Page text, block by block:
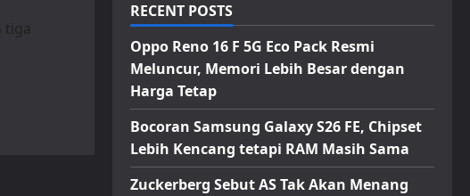
tiga
RECENT POSTS
Oppo Reno 16 F 5G Eco Pack Resmi
Meluncur, Memori Lebih Besar dengan
Harga Tetap
Bocoran Samsung Galaxy S26 FE, Chipset
Lebih Kencang tetapi RAM Masih Sama
Zuckerberg Sebut AS Tak Akan Menang